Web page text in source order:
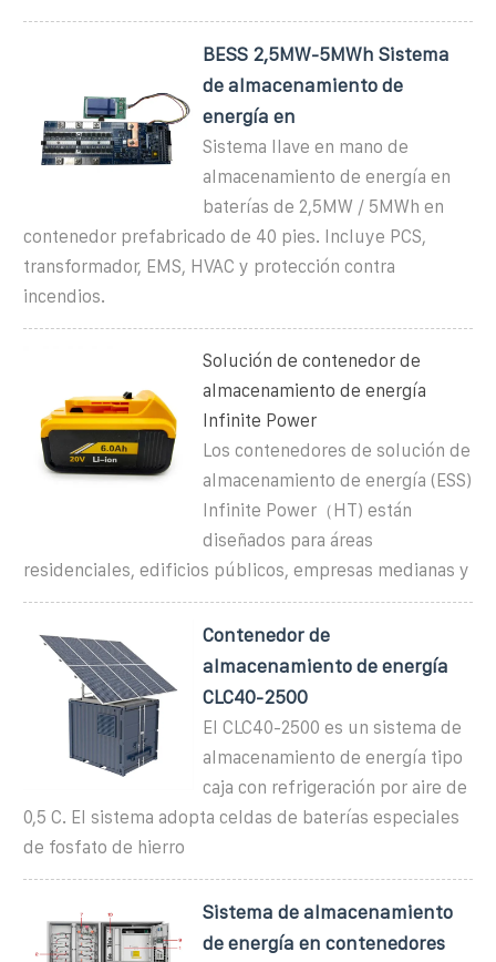
BESS 2,5MW-5MWh Sistema
de almacenamiento de
energía en
Sistema llave en mano de
almacenamiento de energía en
baterías de 2,5MW / 5MWh en
contenedor prefabricado de 40 pies. Incluye PCS,
transformador, EMS, HVAC y protección contra
incendios.
Solución de contenedor de
almacenamiento de energía
Infinite Power
Los contenedores de solución de
almacenamiento de energía (ESS)
Infinite Power（HT) están
diseñados para áreas
residenciales, edificios públicos, empresas medianas y
Contenedor de
almacenamiento de energía
CLC40-2500
El CLC40-2500 es un sistema de
almacenamiento de energía tipo
caja con refrigeración por aire de
0,5 C. El sistema adopta celdas de baterías especiales
de fosfato de hierro
Sistema de almacenamiento
de energía en contenedores